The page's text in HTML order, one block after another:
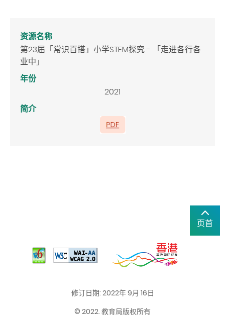
资源名称
第23届「常识百搭」小学STEM探究 - 「走进各行各
业中」
年份
2021
简介
页首
修订日期: 2022年 9月 16日
© 2022. 教育局版权所有